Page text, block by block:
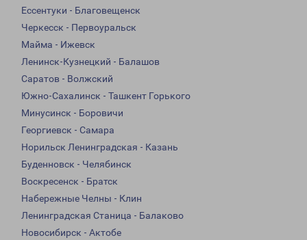
Ессентуки - Благовещенск
Черкесск - Первоуральск
Майма - Ижевск
Ленинск-Кузнецкий - Балашов
Саратов - Волжский
Южно-Сахалинск - Ташкент Горького
Минусинск - Боровичи
Георгиевск - Самара
Норильск Ленинградская - Казань
Буденновск - Челябинск
Воскресенск - Братск
Набережные Челны - Клин
Ленинградская Станица - Балаково
Новосибирск - Актобе